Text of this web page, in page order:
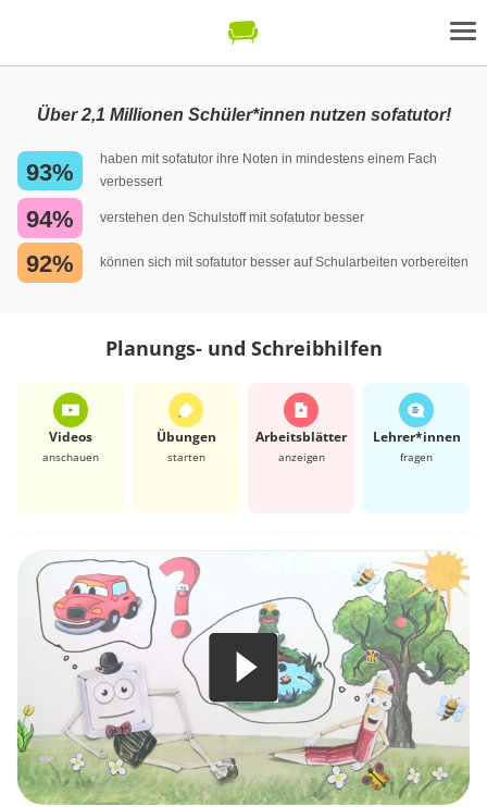
Über 2,1 Millionen Schüler*innen nutzen sofatutor!
93%
haben mit sofatutor ihre Noten in mindestens einem Fach
verbessert
94% verstehen den Schulstoff mit sofatutor besser
92% können sich mit sofatutor besser auf Schularbeiten vorbereiten
Planungs- und Schreibhilfen
Videos
anschauen
Übungen
starten
Arbeits­blätter
anzeigen
Lehrer*​innen
fragen